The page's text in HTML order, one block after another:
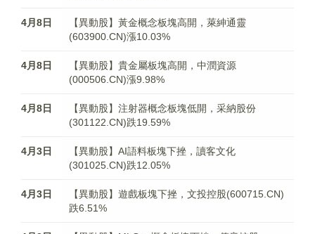
4月8日
【異動股】黃金概念板塊高開，萊紳通靈
(603900.CN)漲10.03%
4月8日
【異動股】貴金屬板塊高開，中潤資源
(000506.CN)漲9.98%
4月8日
【異動股】注射器概念板塊低開，采納股份
(301122.CN)跌19.59%
4月3日
【異動股】AI語料板塊下挫，讀客文化
(301025.CN)跌12.05%
4月3日
【異動股】遊戲板塊下挫，文投控股(600715.CN)
跌6.51%